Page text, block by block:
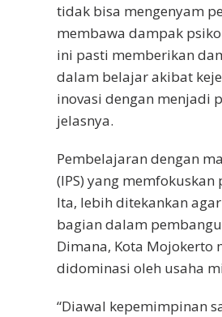
tidak bisa mengenyam
membawa dampak
ini pasti memberikan
dalam belajar akibat
inovasi dengan menjadi
jelasnya.
Pembelajaran dengan
(IPS) yang
Ita, lebih ditekankan
bagian dalam
Dimana, Kota Mojokerto
didominasi oleh usaha
“Diawal kepemimpinan